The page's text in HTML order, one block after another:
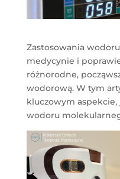
Zastosowania
medycynie i
różnorodne,
wodorową. W tym
kluczowym
wodoru